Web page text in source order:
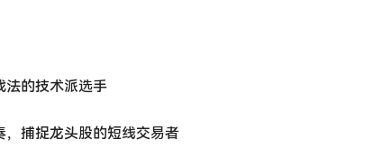
法的技术派选手
捕捉龙头股的短线交易者